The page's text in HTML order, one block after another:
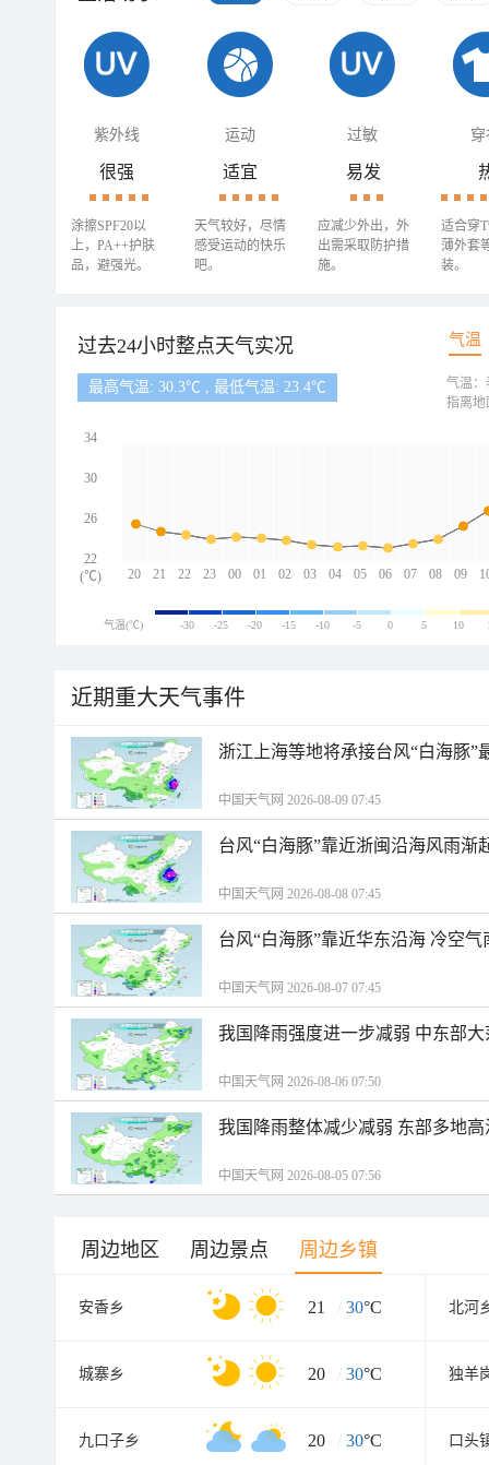
紫外线 运动 过敏 穿
很强
涂擦SPF20以
上，PA++护肤
品，避强光。
适宜
天气较好，尽情
感受运动的快乐
吧。
易发
应减少外出，外
出需采取防护措
施。
适合穿
薄外套
装。
过去24小时整点天气实况 气温
最高气温: 30.3℃ , 最低气温: 23.4℃
20 21 22 23 00 01 02 03 04 05 06 07 08 09
34
30
26
22
(℃)
气温：
指离地
气温(℃) -30 -25 -20 -15 -10 -5 0 5 10
近期重大天气事件
浙江上海等地将承接台风“白海豚”
中国天气网 2026-08-09 07:45
台风“白海豚”靠近浙闽沿海风雨渐
中国天气网 2026-08-08 07:45
台风“白海豚”靠近华东沿海 冷空
中国天气网 2026-08-07 07:45
我国降雨强度进一步减弱 中东部
中国天气网 2026-08-06 07:50
我国降雨整体减少减弱 东部多地
中国天气网 2026-08-05 07:56
周边地区 周边景点 周边乡镇
安香乡 21 / 30°C 北河
城寨乡 20 / 30°C 独羊
九口子乡 20 / 30°C 口头